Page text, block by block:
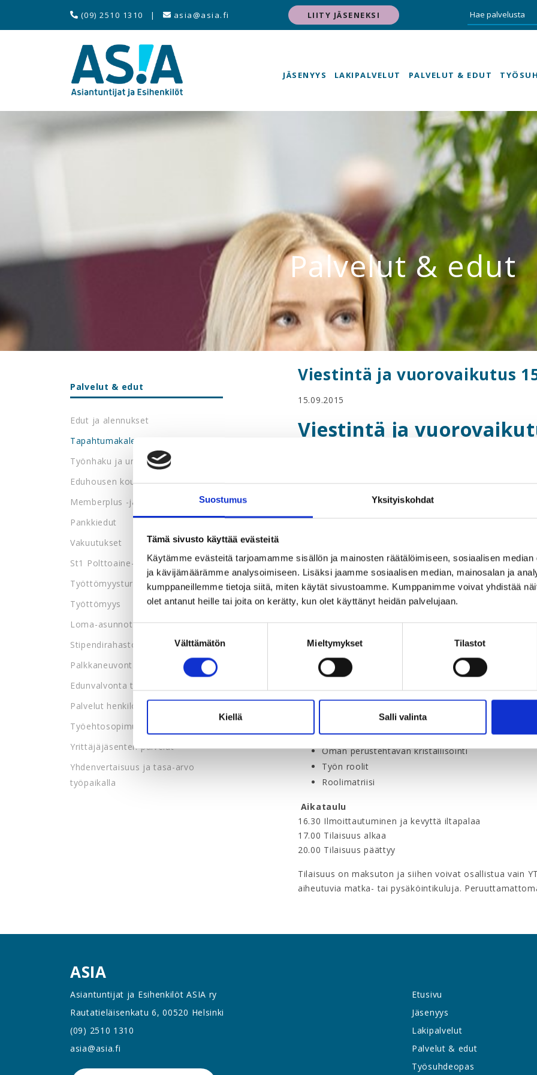
Suostumus Yksityiskohdat
Tämä sivusto käyttää evästeitä
Käytämme evästeitä tarjoamamme sisällön ja mainosten räätälöimiseen, sosiaalisen
ja kävijämäärämme analysoimiseen. Lisäksi jaamme sosiaalisen median, mainosalan ja
kumppaneillemme tietoja siitä, miten käytät sivustoamme. Kumppanimme voivat yhdistää
olet antanut heille tai joita on kerätty, kun olet käyttänyt heidän palvelujaan.
valinta
Välttämätön Mieltymykset Tilastot
Kiellä Salli valinta
(09) 2510 1310 | asia@asia.fi LIITY JÄSENEKSI
JÄSENYYS LAKIPALVELUT PALVELUT & EDUT
Palvelut & edut
Palvelut & edut
Edut ja alennukset
Tapahtumakalenteri
Työnhaku ja urapalvelut
Eduhousen koulutukset
Memberplus -jäsenetupalvelu
Pankkiedut
Vakuutukset
St1 Polttoaine-edut
Työttömyysturva
Työttömyys
Loma-asunnot
Stipendirahasto
Palkkaneuvonta
Edunvalvonta työpaikalla
Palvelut henkilöstöedustajille
Työehtosopimukset
Yrittäjäjäsenten palvelut
Yhdenvertaisuus ja tasa-arvo
työpaikalla
Viestintä ja vuorovaikutus
15.09.2015
Viestintä ja
Se, joka hallitsee viestintä- ja vuorovaikutustaidot, on
Työntekijän on sen takia hyvä vahvistaa
työntekijän yhteistyötaitoja ja voivat parantaa hänen
aikana tarvitaan erilaisia rooleja erilaisissa tilanteissa.
Viestintä ja vuorovaikutus -kurssilla tutustutaan muun
Indicator), työnrooleihin ja roolimatriiseihin. MBTI-
havainnoinnin, päätöksenteon ja itsensä
sininen, energinen punainen vai sosiaalinen keltainen?
Luennoitsijana toimii KTM, MBA ja työnohjaaja
Ihmisten erilaisuus yhteiseksi voimavaraksi
MBTI – testi ja testin purku ja teoria
MBTI – testin avulla ymmärrys ihmisten
Miten voimme hyödyntää oppimaamme
Oman perustehtävän kristallisointi
Työn roolit
Roolimatriisi
Aikataulu
16.30 Ilmoittautuminen ja kevyttä iltapalaa
17.00 Tilaisuus alkaa
20.00 Tilaisuus päättyy
Tilaisuus on maksuton ja siihen voivat osallistua vain
aiheutuvia matka- tai pysäköintikuluja.
ASIA
Asiantuntijat ja Esihenkilöt ASIA ry
Rautatieläisenkatu 6, 00520 Helsinki
(09) 2510 1310
asia@asia.fi
Etusivu
Jäsenyys
Lakipalvelut
Palvelut & edut
Työsuhdeopas